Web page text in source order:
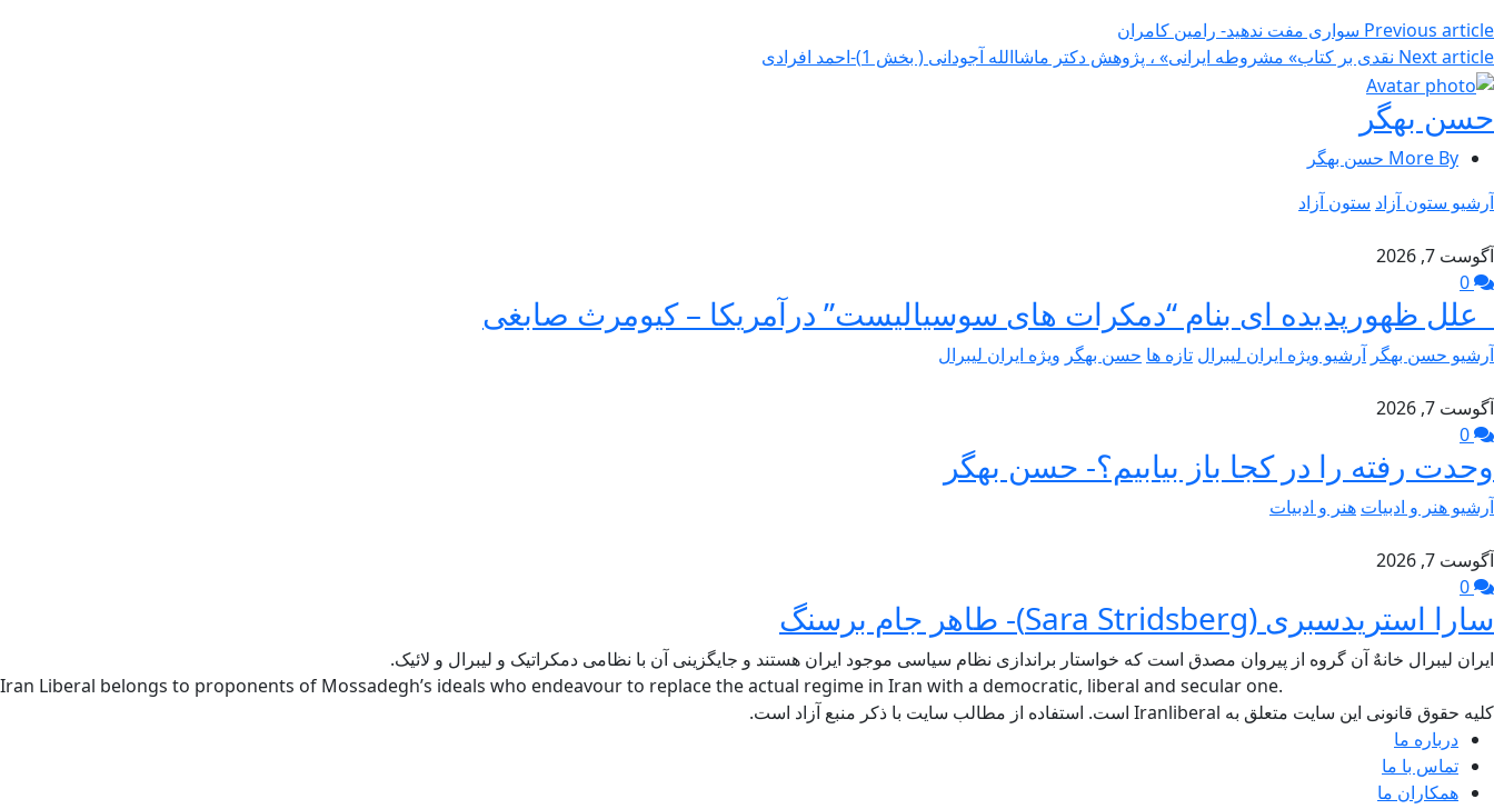
Previous article سواری مفت ندهید- رامین کامران
Next article نقدی بر کتاب» مشروطه ایرانی» ، پژوهش دکتر ماشاالله آجودانی ( بخش 1)-احمد افرادی
حسن بهگر
More By حسن بهگر
آرشیو ستون آزاد ستون آزاد
آگوست 7, 2026
علل ظهورپدیده ای بنام “دمکرات های سوسیالیست” درآمریکا – کیومرث صابغی
آرشیو حسن بهگر آرشیو ویژه ایران لیبرال تازه ها حسن بهگر ویژه ایران لیبرال
آگوست 7, 2026
وحدت رفته را در کجا باز بیابیم؟- حسن بهگر
آرشیو هنر و ادبیات هنر و ادبیات
آگوست 7, 2026
سارا استریدسبری (Sara Stridsberg)- طاهر جام برسنگ
ایران لیبرال خانهٌ آن گروه از پیروان مصدق است که خواستار براندازی نظام سیاسی موجود ایران هستند و جایگزینی آن با نظامی دمکراتیک و لیبرال و لائیک.
Iran Liberal belongs to proponents of Mossadegh’s ideals who endeavour to replace the actual regime in Iran with a democratic, liberal and secular one.
کلیه حقوق قانونی این سایت متعلق به Iranliberal است. استفاده از مطالب سایت با ذکر منبع آزاد است.
درباره ما
تماس با ما
همکاران ما